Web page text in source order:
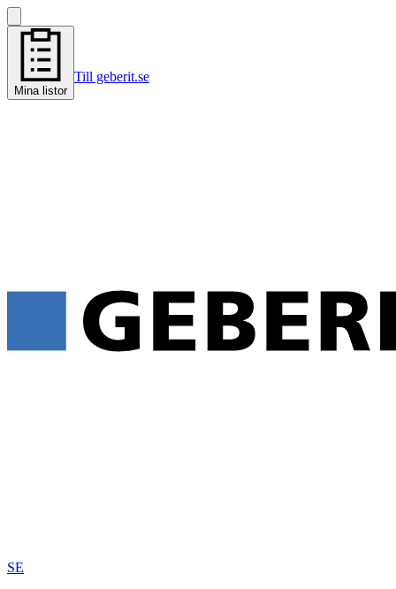
Mina listor
Till geberit.se
SE